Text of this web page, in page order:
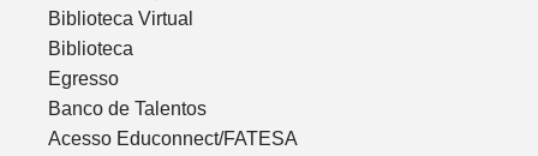
Biblioteca Virtual
Biblioteca
Egresso
Banco de Talentos
Acesso Educonnect/FATESA